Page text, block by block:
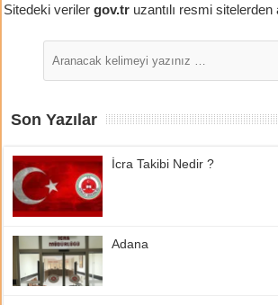
Sitedeki verilergov.tr uzantılı resmi sitelerden
Son Yazılar
İcra Takibi Nedir ?
Adana